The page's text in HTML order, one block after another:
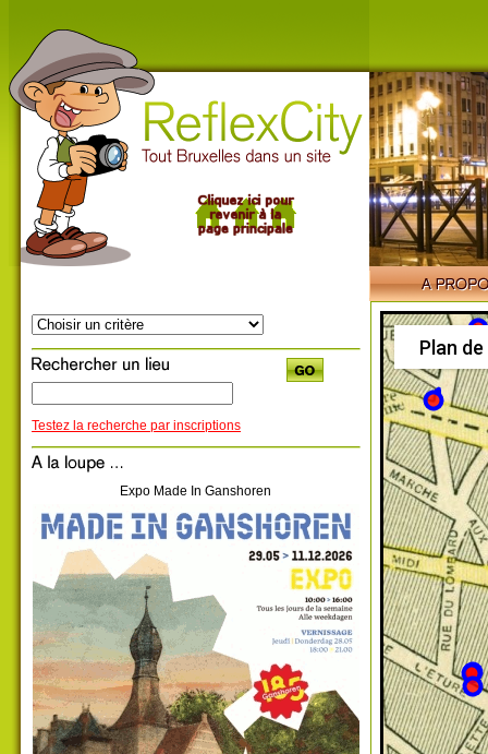
Testez la recherche par inscriptions
Expo Made In Ganshoren
Plan